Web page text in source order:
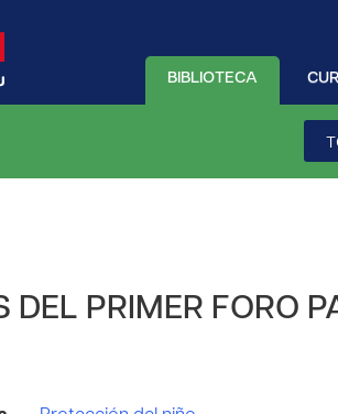
BIBLIOTECA
DEL PRIMER FORO